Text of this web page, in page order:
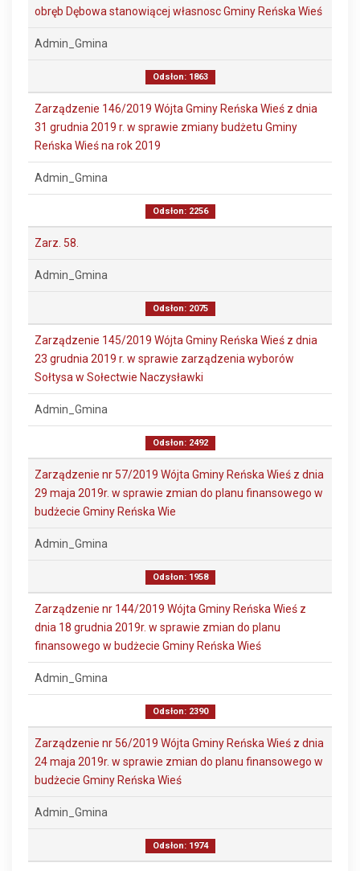
obręb Dębowa stanowiącej własnosc Gminy Reńska Wieś
Admin_Gmina
Odsłon: 1863
Zarządzenie 146/2019 Wójta Gminy Reńska Wieś z dnia
31 grudnia 2019 r. w sprawie zmiany budżetu Gminy
Reńska Wieś na rok 2019
Admin_Gmina
Odsłon: 2256
Zarz. 58.
Admin_Gmina
Odsłon: 2075
Zarządzenie 145/2019 Wójta Gminy Reńska Wieś z dnia
23 grudnia 2019 r. w sprawie zarządzenia wyborów
Sołtysa w Sołectwie Naczysławki
Admin_Gmina
Odsłon: 2492
Zarządzenie nr 57/2019 Wójta Gminy Reńska Wieś z dnia
29 maja 2019r. w sprawie zmian do planu finansowego w
budżecie Gminy Reńska Wie
Admin_Gmina
Odsłon: 1958
Zarządzenie nr 144/2019 Wójta Gminy Reńska Wieś z
dnia 18 grudnia 2019r. w sprawie zmian do planu
finansowego w budżecie Gminy Reńska Wieś
Admin_Gmina
Odsłon: 2390
Zarządzenie nr 56/2019 Wójta Gminy Reńska Wieś z dnia
24 maja 2019r. w sprawie zmian do planu finansowego w
budżecie Gminy Reńska Wieś
Admin_Gmina
Odsłon: 1974